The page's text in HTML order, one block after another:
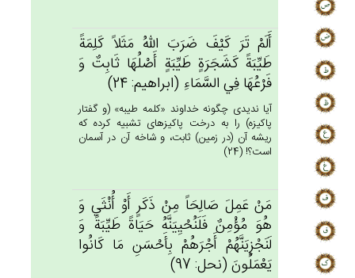
أَلَم‌ْ تَرَ كَيْف‌َ ضَرَب‌َ الله‌ُ مَثَلاً كَلِمَة‌ً
طَيِّبَة‌ً كَشَجَرَة‌ٍ طَيِّبَة‌ٍ أَصْلُهَا ثَابِت‌ٌ وَ
فَرْعُهَا فِي‌ السَّمَاءِ (ابراهيم: 24)
آيا نديدى چگونه خداوند «كلمه طيبه» (و گفتار
پاكيزه) را به درخت پاكيزه‏اى تشبيه كرده كه
ريشه آن (در زمين) ثابت، و شاخه آن در آسمان
است؟! (24)
مَن‌ْ عَمِل‌َ صَالِحَاً مِنْ‌ ذَكَرٍ أَوْ أُنْثَي‌ وَ
هُوَ مُؤْمِن‌ٌ فَلَنُحْيِيَنَّه‌ُ حَيَاة‌ً طَيِّبَة‌ً وَ
لَنَجْزِيَنَّهُم‌ْ أَجْرَهُمْ‌ بِأَحْسَنِ مَا كَانُوا
يَعْمَلُون‌َ (نحل: 97)